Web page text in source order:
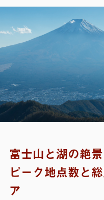
富士山と湖の絶
ピーク地点数と
ア